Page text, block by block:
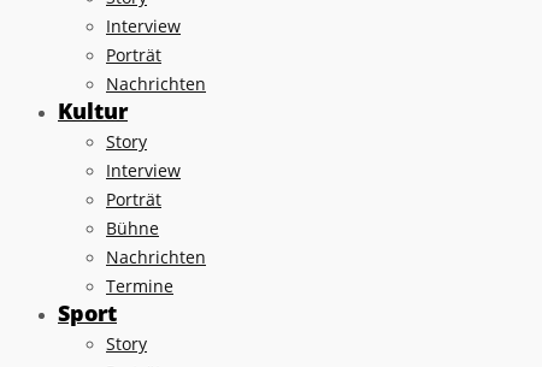
Interview
Porträt
Nachrichten
Kultur
Story
Interview
Porträt
Bühne
Nachrichten
Termine
Sport
Story